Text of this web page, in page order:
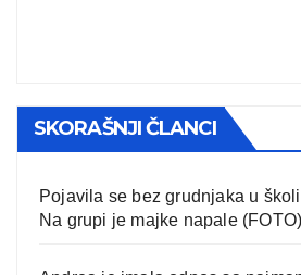
SKORAŠNJI ČLANCI
Pojavila se bez grudnjaka u
Na grupi je majke napale (FOTO)